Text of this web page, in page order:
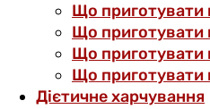
Що приготувати
Що приготувати
Що приготувати
Що приготувати
Дієтичне харчування